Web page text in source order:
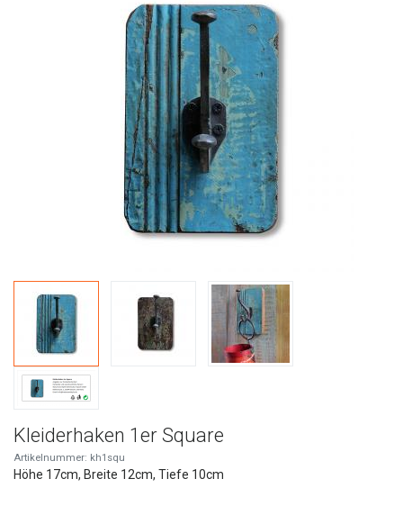
Kleiderhaken 1er Square
Artikelnummer: kh1squ
Höhe 17cm, Breite 12cm, Tiefe 10cm